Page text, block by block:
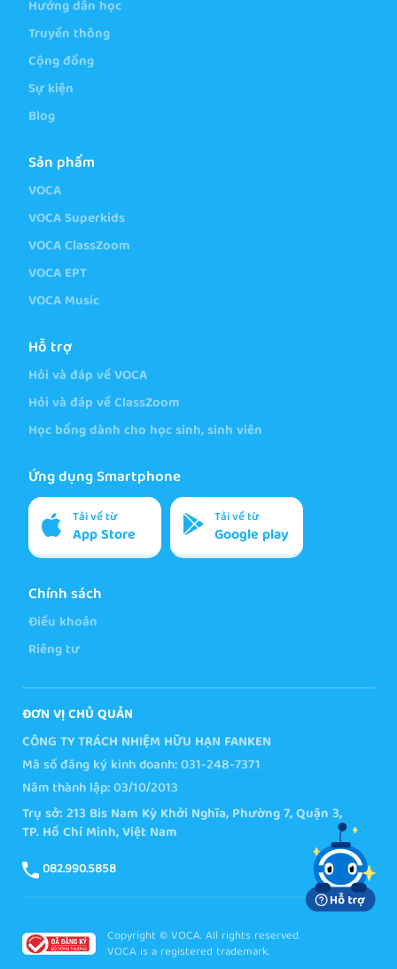
Hướng dẫn học
Truyền thông
Cộng đồng
Sự kiện
Blog
Sản phẩm
VOCA
VOCA Superkids
VOCA ClassZoom
VOCA EPT
VOCA Music
Hỗ trợ
Hỏi và đáp về VOCA
Hỏi và đáp về ClassZoom
Học bổng dành cho học sinh, sinh viên
Ứng dụng Smartphone
Tải về từ
App Store
Tải về từ
Google play
Chính sách
Điều khoản
Riêng tư
ĐƠN VỊ CHỦ QUẢN
CÔNG TY TRÁCH NHIỆM HỮU HẠN FANKEN
Mã số đăng ký kinh doanh: 031-248-7371
Năm thành lập: 03/10/2013
Trụ sở: 213 Bis Nam Kỳ Khởi Nghĩa, Phường 7, Quận 3,
TP. Hồ Chí Minh, Việt Nam
082.990.5858
Copyright © VOCA. All rights reserved.
VOCA is a registered trademark.